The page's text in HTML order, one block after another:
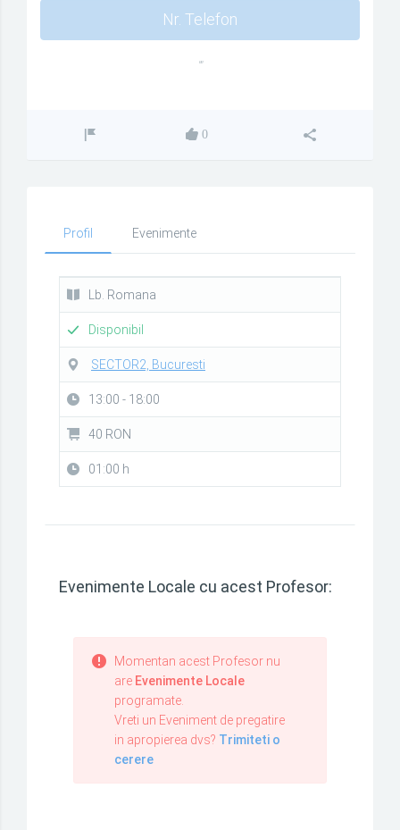
Nr. Telefon
""
0
Profil Evenimente
Lb. Romana
Disponibil
SECTOR2, Bucuresti
13:00 - 18:00
40 RON
01:00 h
Evenimente Locale cu acest Profesor:
Momentan acest Profesor nu
are Evenimente Locale
programate.
Vreti un Eveniment de pregatire
in apropierea dvs? Trimiteti o
cerere